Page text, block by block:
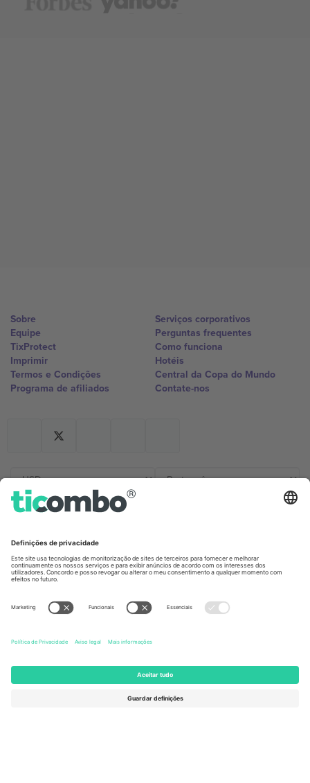
Sobre
Equipe
TixProtect
Imprimir
Termos e Condições
Programa de afiliados
Serviços corporativos
Perguntas frequentes
Como funciona
Hotéis
Central da Copa do Mundo
Contate-nos
Germany
Unter den Linden 24, 10117
United Kingdom
167 City Road, London, Greater
Kingdom
United States
Newark, Delaware 19713, United
States
Engelberg, Switzerland